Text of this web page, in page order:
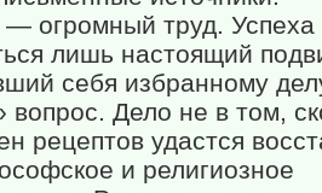
— огромный труд. Успеха
лишь настоящий
себя избранному
вопрос. Дело не в том,
рецептов удастся
и религиозное